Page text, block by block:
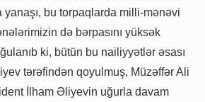
bu torpaqlarda milli-mənəvi
də bərpasını yüksək
ki, bütün bu nailiyyətlər əsası
tərəfindən qoyulmuş, Müzəffər Ali
İlham Əliyevin uğurla davam